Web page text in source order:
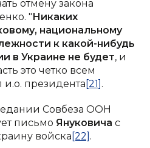
отмену закона
"Никаких
национальному
к какой-нибудь
в Украине не будет, и
это четко всем
и.о. президента [21] .
Совбеза ООН
письмо Януковича с
войска [22] .